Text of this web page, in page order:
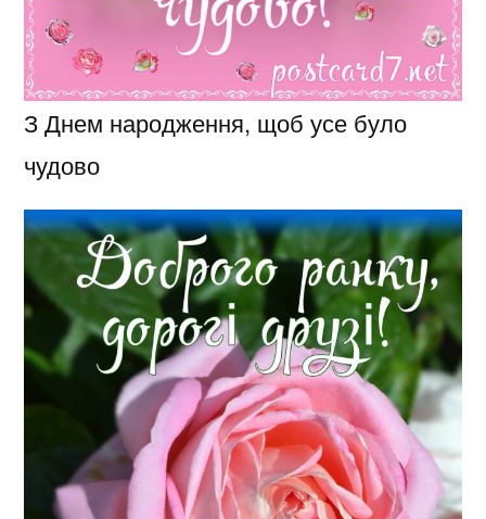
З Днем народження, щоб усе було
чудово